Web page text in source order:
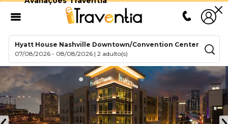
Hyatt House Nashville Downtown/Convention Center
07/08/2026 - 08/08/2026 |2 adulto(s)